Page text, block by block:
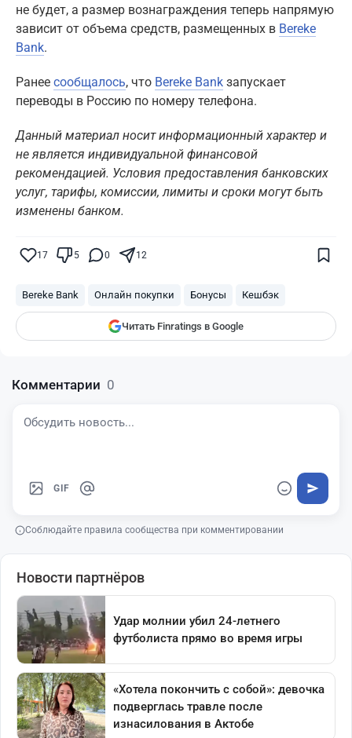
не будет, а размер вознаграждения теперь напрямую
зависит от объема средств, размещенных в Bereke
Bank.
Ранее сообщалось, что Bereke Bank запускает
переводы в Россию по номеру телефона.
Данный материал носит информационный характер и
не является индивидуальной финансовой
рекомендацией. Условия предоставления банковских
услуг, тарифы, комиссии, лимиты и сроки могут быть
изменены банком.
17 5 0 12
Bereke Bank Онлайн покупки Бонусы Кешбэк
Читать Finratings в Google
показываться вам
Комментарии 0
GIF
Соблюдайте правила сообщества при комментировании